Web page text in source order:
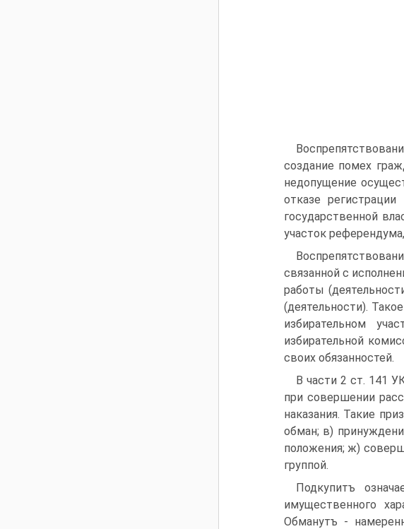
создание помех
недопущение
отказе
государственной
участок
связанной с
работы
(деятельности).
избирательном
избирательной
своих обязанностей.
В части 2 ст. 141
при совершении
наказания. Такие
обман; в)
положения; ж)
группой.
Подкупитъ
имущественного
Обманутъ -